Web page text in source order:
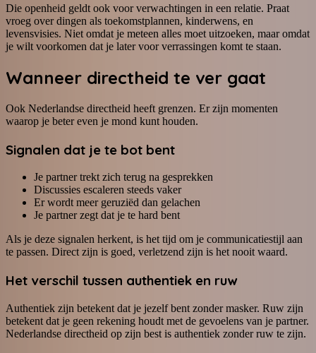
Die openheid geldt ook voor verwachtingen in een relatie. Praat
vroeg over dingen als toekomstplannen, kinderwens, en
levensvisies. Niet omdat je meteen alles moet uitzoeken, maar omdat
je wilt voorkomen dat je later voor verrassingen komt te staan.
Wanneer directheid te ver gaat
Ook Nederlandse directheid heeft grenzen. Er zijn momenten
waarop je beter even je mond kunt houden.
Signalen dat je te bot bent
Je partner trekt zich terug na gesprekken
Discussies escaleren steeds vaker
Er wordt meer geruziëd dan gelachen
Je partner zegt dat je te hard bent
Als je deze signalen herkent, is het tijd om je communicatiestijl aan
te passen. Direct zijn is goed, verletzend zijn is het nooit waard.
Het verschil tussen authentiek en ruw
Authentiek zijn betekent dat je jezelf bent zonder masker. Ruw zijn
betekent dat je geen rekening houdt met de gevoelens van je partner.
Nederlandse directheid op zijn best is authentiek zonder ruw te zijn.